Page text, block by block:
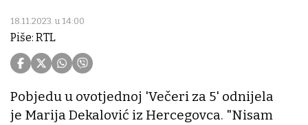
18.11.2023. u 14:00
Piše: RTL
Pobjedu u ovotjednoj 'Večeri za 5' odnijela
je Marija Dekalović iz Hercegovca. "Nisam